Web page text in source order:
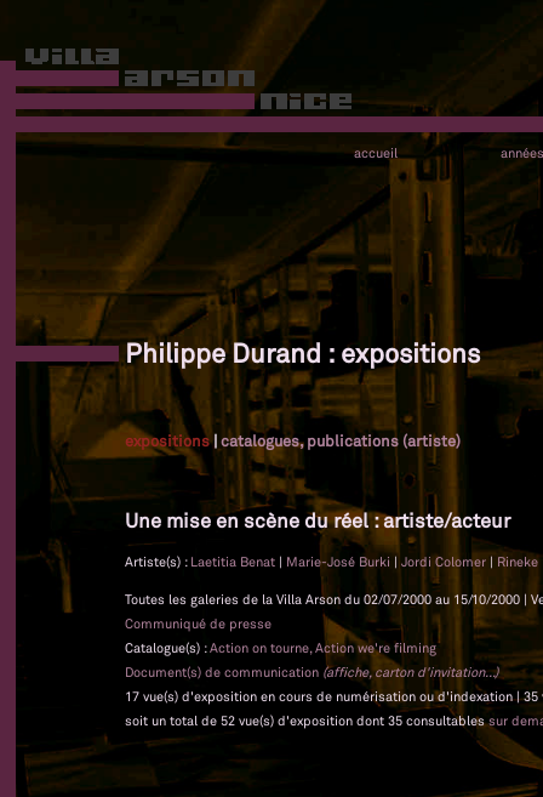
accueil années
Philippe Durand : expositions
expositions|catalogues, publications (artiste)
Une mise en scène du réel : artiste/acteur
Artiste(s) : Laetitia Benat | Marie-José Burki | Jordi Colomer |
Toutes les galeries de la Villa Arson du 02/07/2000 au 15/10/2000 |
Communiqué de presse
Catalogue(s) :Action on tourne, Action we're filming
Document(s) de communication (affiche, carton d'invitation...)
17 vue(s) d'exposition en cours de numérisation ou d'indexation |
soit un total de 52 vue(s) d'exposition dont 35 consultablessur